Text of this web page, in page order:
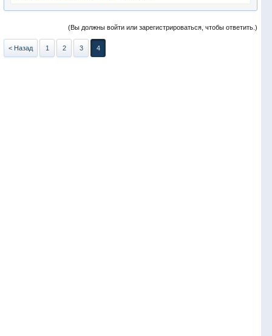
(Вы должны войти или зарегистрироваться, чтобы ответить.)
< Назад 1 2 3 4